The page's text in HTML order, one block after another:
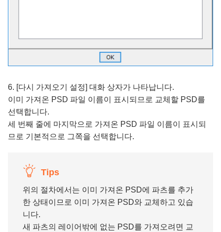
6. [다시 가져오기 설정] 대화 상자가 나타납니다.
이미 가져온 PSD 파일 이름이 표시되므로 교체할 PSD를
선택합니다.
세 번째 줄에 마지막으로 가져온 PSD 파일 이름이 표시되
므로 기본적으로 그쪽을 선택합니다.
Tips
위의 절차에서는 이미 가져온 PSD에 파츠를 추가
한 상태이므로 이미 가져온 PSD와 교체하고 있습
니다.
새 파츠의 레이어밖에 없는 PSD를 가져오려면 교